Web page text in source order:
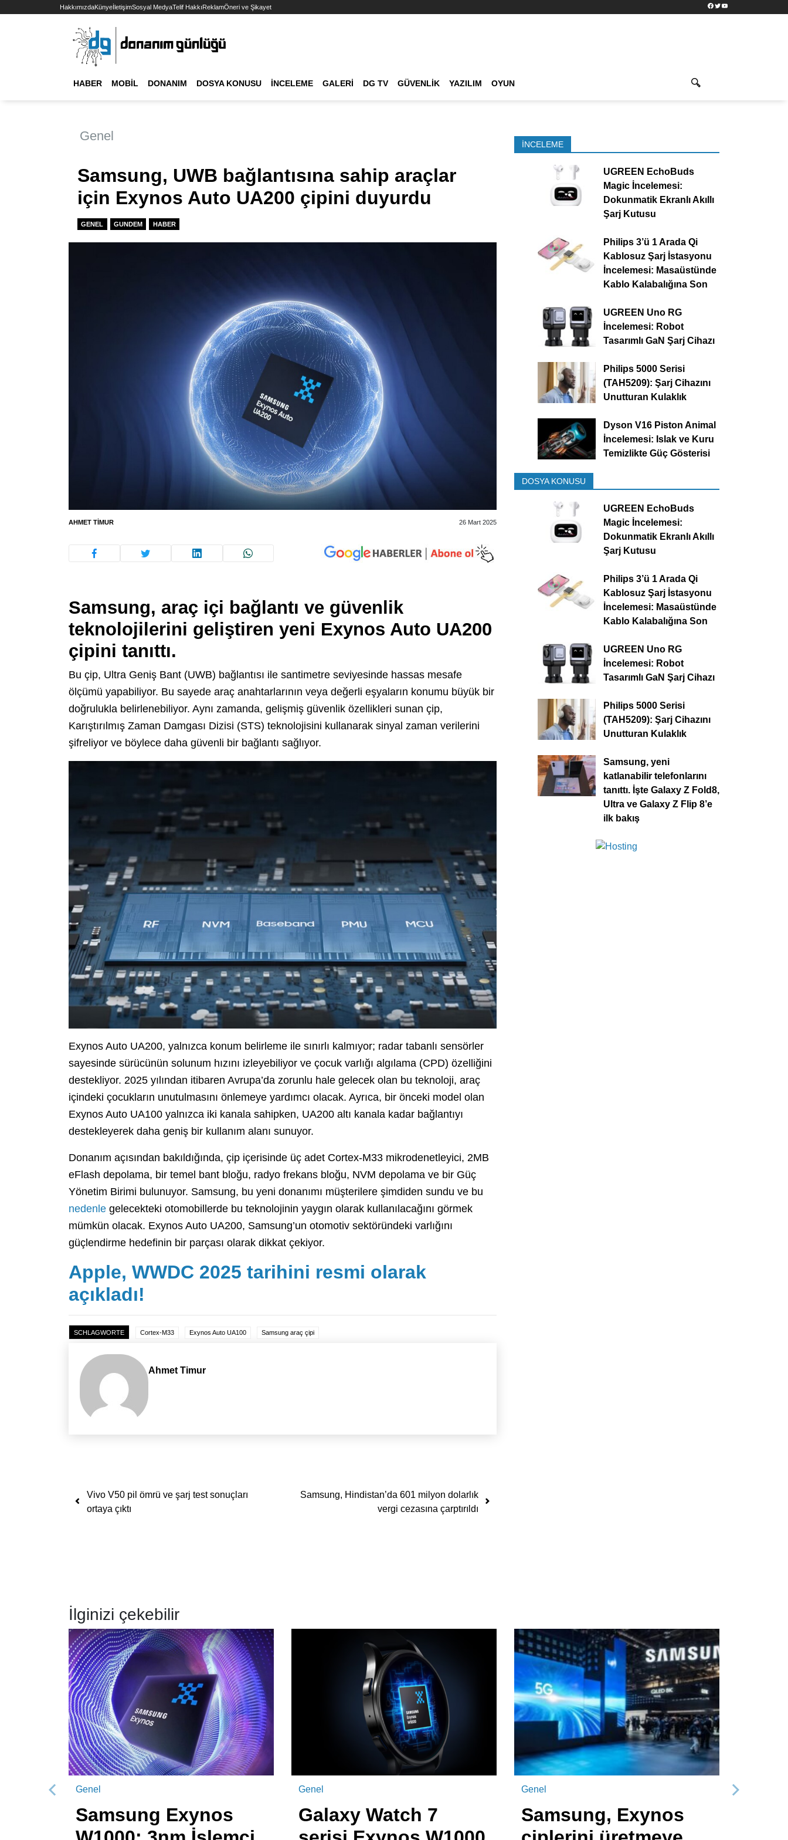
HakkımızdaKünyeİletişimSosyal MedyaTelif HakkıReklamÖneri ve Şikayet Facebook
TwitterYouTube
HABER MOBIL DONANIM DOSYA KONUSU İNCELEME GALERI DG TV GÜVENLIK YAZILIM OYUN
Genel
Samsung, UWB bağlantısına sahip araçlar
için Exynos Auto UA200 çipini duyurdu
GENEL GUNDEM HABER
AHMET TIMUR 26 Mart 2025
Samsung, araç içi bağlantı ve güvenlik
teknolojilerini geliştiren yeni Exynos Auto UA200
çipini tanıttı.
Bu çip, Ultra Geniş Bant (UWB) bağlantısı ile santimetre seviyesinde hassas mesafe
ölçümü yapabiliyor. Bu sayede araç anahtarlarının veya değerli eşyaların konumu büyük bir
doğrulukla belirlenebiliyor. Aynı zamanda, gelişmiş güvenlik özellikleri sunan çip,
Karıştırılmış Zaman Damgası Dizisi (STS) teknolojisini kullanarak sinyal zaman verilerini
şifreliyor ve böylece daha güvenli bir bağlantı sağlıyor.
Exynos Auto UA200, yalnızca konum belirleme ile sınırlı kalmıyor; radar tabanlı sensörler
sayesinde sürücünün solunum hızını izleyebiliyor ve çocuk varlığı algılama (CPD) özelliğini
destekliyor. 2025 yılından itibaren Avrupa’da zorunlu hale gelecek olan bu teknoloji, araç
içindeki çocukların unutulmasını önlemeye yardımcı olacak. Ayrıca, bir önceki model olan
Exynos Auto UA100 yalnızca iki kanala sahipken, UA200 altı kanala kadar bağlantıyı
destekleyerek daha geniş bir kullanım alanı sunuyor.
Donanım açısından bakıldığında, çip içerisinde üç adet Cortex-M33 mikrodenetleyici, 2MB
eFlash depolama, bir temel bant bloğu, radyo frekans bloğu, NVM depolama ve bir Güç
Yönetim Birimi bulunuyor. Samsung, bu yeni donanımı müşterilere şimdiden sundu ve bu
nedenle gelecekteki otomobillerde bu teknolojinin yaygın olarak kullanılacağını görmek
mümkün olacak. Exynos Auto UA200, Samsung’un otomotiv sektöründeki varlığını
güçlendirme hedefinin bir parçası olarak dikkat çekiyor.
Apple, WWDC 2025 tarihini resmi olarak
açıkladı!
SCHLAGWORTE Cortex-M33 Exynos Auto UA100 Samsung araç çipi
Ahmet Timur
Yazı dolaşımı
Vivo V50 pil ömrü ve şarj test sonuçları
ortaya çıktı
Samsung, Hindistan’da 601 milyon dolarlık
vergi cezasına çarptırıldı
İNCELEME
UGREEN EchoBuds
Magic İncelemesi:
Dokunmatik Ekranlı Akıllı
Şarj Kutusu
Philips 3’ü 1 Arada Qi
Kablosuz Şarj İstasyonu
İncelemesi: Masaüstünde
Kablo Kalabalığına Son
UGREEN Uno RG
İncelemesi: Robot
Tasarımlı GaN Şarj Cihazı
Philips 5000 Serisi
(TAH5209): Şarj Cihazını
Unutturan Kulaklık
Dyson V16 Piston Animal
İncelemesi: Islak ve Kuru
Temizlikte Güç Gösterisi
DOSYA KONUSU
UGREEN EchoBuds
Magic İncelemesi:
Dokunmatik Ekranlı Akıllı
Şarj Kutusu
Philips 3’ü 1 Arada Qi
Kablosuz Şarj İstasyonu
İncelemesi: Masaüstünde
Kablo Kalabalığına Son
UGREEN Uno RG
İncelemesi: Robot
Tasarımlı GaN Şarj Cihazı
Philips 5000 Serisi
(TAH5209): Şarj Cihazını
Unutturan Kulaklık
Samsung, yeni
katlanabilir telefonlarını
tanıttı. İşte Galaxy Z Fold8,
Ultra ve Galaxy Z Flip 8’e
ilk bakış
İlginizi çekebilir
Genel
Samsung Exynos
Genel
Galaxy Watch 7
Genel
Samsung, Exynos
Önceki Sonraki